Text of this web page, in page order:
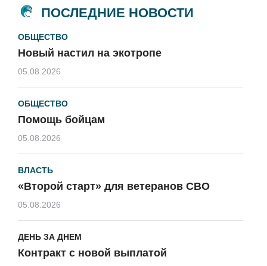
ПОСЛЕДНИЕ НОВОСТИ
ОБЩЕСТВО
Новый настил на экотропе
05.08.2026
ОБЩЕСТВО
Помощь бойцам
05.08.2026
ВЛАСТЬ
«Второй старт» для ветеранов СВО
05.08.2026
ДЕНЬ ЗА ДНЕМ
Контракт с новой выплатой